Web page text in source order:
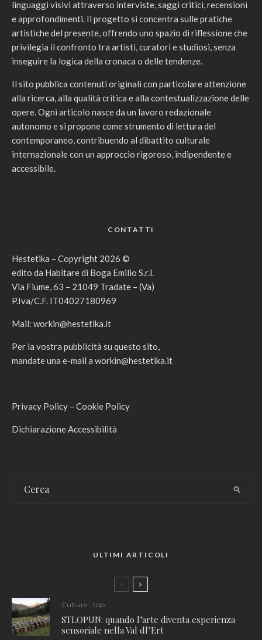
linguaggi visivi attraverso interviste, saggi critici, recensioni
e approfondimenti. Il progetto si concentra sulle pratiche
artistiche del presente, offrendo uno spazio di riflessione che
privilegia il confronto tra artisti, curatori e studiosi, senza
inseguire la logica della cronaca o delle tendenze.
Il sito pubblica contenuti originali con particolare attenzione
alla ricerca, alla qualità critica e alla contestualizzazione delle
opere. Ogni articolo nasce da un lavoro redazionale
autonomo e si propone come strumento di lettura del
contemporaneo, contribuendo al dibattito culturale
internazionale con un approccio rigoroso, indipendente e
accessibile.
CONTATTI
Hestetika – Copyright 2026 ©
edito da Habitare di Boga Emilio S.r.l.
Via Fiume, 63 – 21049 Tradate – (Va)
P.Iva/C.F. IT04027180969
Mail: workin@hestetika.it
Per la vostra pubblicità su questo sito,
mandate una e-mail a workin@hestetika.it
Privacy Policy – Cookie Policy
Dichiarazione Accessibilità
ULTIMI ARTICOLI
Culture top
STLOPUN: quando l’arte diventa esperienza
sensoriale nella Val dl’Ert